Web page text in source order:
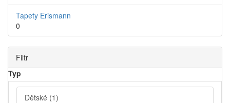
Tapety Erismann
0
Filtr
Typ
Dětské (1)